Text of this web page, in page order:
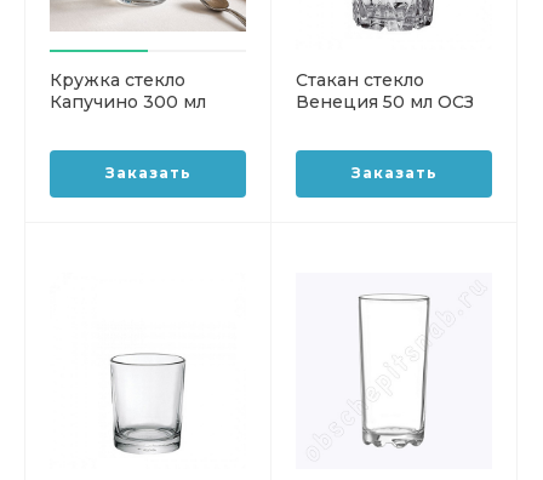
Кружка стекло
Капучино 300 мл
Заказать
Стакан стекло
Венеция 50 мл ОСЗ
Заказать